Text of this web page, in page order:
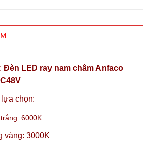
Đèn LED ray nam châm Anfaco
chọn:
6000K
vàng: 3000K